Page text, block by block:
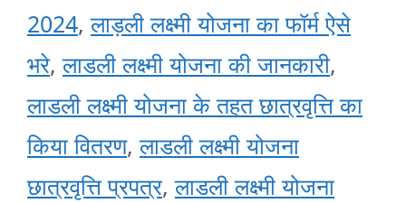
2024,लाड़ली लक्ष्मी योजना का फॉर्म ऐसे
भरे,लाडली लक्ष्मी योजना की जानकारी,
लाडली लक्ष्मी योजना के तहत छात्रवृत्ति का
किया वितरण,लाडली लक्ष्मी योजना
छात्रवृत्ति प्रपत्र,लाडली लक्ष्मी योजना